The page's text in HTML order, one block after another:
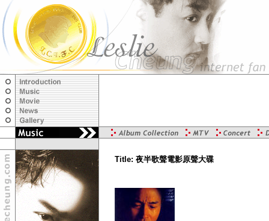
Title: 夜半歌聲電影原聲大碟